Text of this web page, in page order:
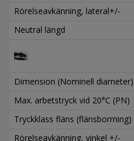
Rörelseavkänning, lateral+/-
Neutral längd
Dimension (Nominell diameter)
Max. arbetstryck vid 20°C (PN)
Tryckklass fläns (flänsborrning)
Rörelseavkänning, vinkel +/-